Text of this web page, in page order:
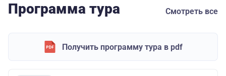
Программа тура Смотреть все
Получить программу тура в pdf